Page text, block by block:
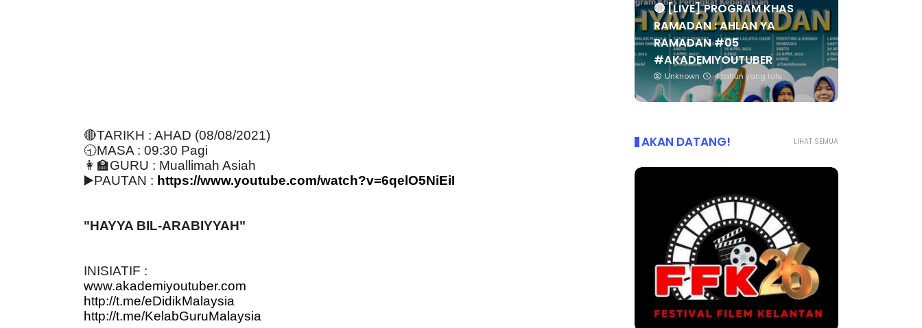
🔴TARIKH : AHAD (08/08/2021)
🕤MASA : 09:30 Pagi
👩GURU : Muallimah Asiah
▶️PAUTAN : https://www.youtube.com/watch?v=6qelO5NiEiI
"HAYYA BIL-ARABIYYAH"
INISIATIF :
www.akademiyoutuber.com
http://t.me/eDidikMalaysia
http://t.me/KelabGuruMalaysia
🔴 [LIVE] PROGRAM KHAS
RAMADAN : AHLAN YA
RAMADAN #05
#AKADEMIYOUTUBER
Unknown 4 tahun yang lalu
LIHAT SEMUA
AKAN DATANG!